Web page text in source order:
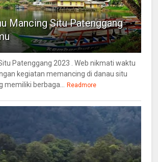
Mancing Situ Patenggang
Patenggang 2023 . Web nikmati waktu
kegiatan memancing di danau situ
berbaga...
Readmore